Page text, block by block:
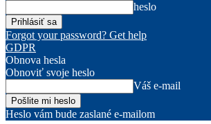
heslo
Forgot your password? Get help
GDPR
Obnova hesla
Obnoviť svoje heslo
Váš e-mail
Heslo vám bude zaslané e-mailom